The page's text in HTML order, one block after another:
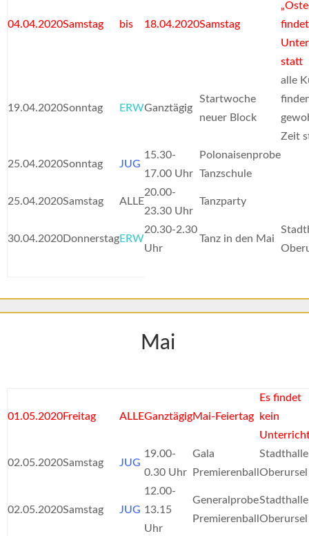
04.04.2020Samstag bis 18.04.2020Samstag
statt
19.04.2020Sonntag ERWGanztägig
Startwoche
neuer Block
alle
Zeit
25.04.2020Sonntag JUG
15.30-
17.00 Uhr
Polonaisenprobe
Tanzschule
25.04.2020Samstag ALLE
20.00-
23.30 Uhr
Tanzparty
30.04.2020DonnerstagERW
20.30-2.30
Uhr
Tanz in den Mai
Mai
01.05.2020Freitag ALLEGanztägigMai-Feiertag
Es findet
kein
02.05.2020Samstag JUG
19.00-
0.30 Uhr
Gala
Premierenball
Stadthalle
Oberursel
02.05.2020Samstag JUG
12.00-
13.15
Uhr
Generalprobe
Premierenball
Stadthalle
Oberursel